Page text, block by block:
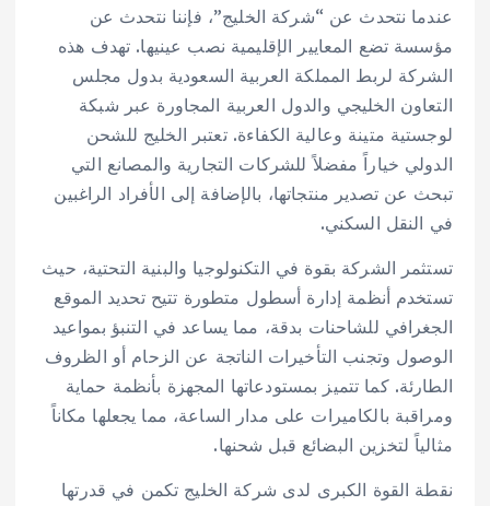
عندما نتحدث عن “شركة الخليج”، فإننا نتحدث عن
مؤسسة تضع المعايير الإقليمية نصب عينيها. تهدف هذه
الشركة لربط المملكة العربية السعودية بدول مجلس
التعاون الخليجي والدول العربية المجاورة عبر شبكة
لوجستية متينة وعالية الكفاءة. تعتبر الخليج للشحن
الدولي خياراً مفضلاً للشركات التجارية والمصانع التي
تبحث عن تصدير منتجاتها، بالإضافة إلى الأفراد الراغبين
في النقل السكني.
تستثمر الشركة بقوة في التكنولوجيا والبنية التحتية، حيث
تستخدم أنظمة إدارة أسطول متطورة تتيح تحديد الموقع
الجغرافي للشاحنات بدقة، مما يساعد في التنبؤ بمواعيد
الوصول وتجنب التأخيرات الناتجة عن الزحام أو الظروف
الطارئة. كما تتميز بمستودعاتها المجهزة بأنظمة حماية
ومراقبة بالكاميرات على مدار الساعة، مما يجعلها مكاناً
مثالياً لتخزين البضائع قبل شحنها.
نقطة القوة الكبرى لدى شركة الخليج تكمن في قدرتها